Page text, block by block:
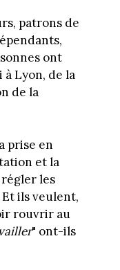
patrons de
ont
Lyon, de la
de la
prise en
et la
les
ils veulent,
rouvrir au
" ont-ils